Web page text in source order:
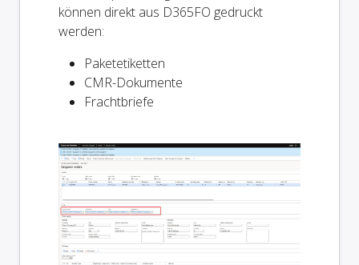
können direkt aus D365FO gedruckt
werden:
Paketetiketten
CMR-Dokumente
Frachtbriefe